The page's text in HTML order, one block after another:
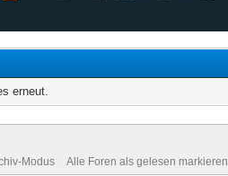
erneut.
Modus Alle Foren als gelesen markieren